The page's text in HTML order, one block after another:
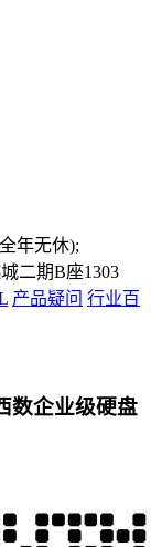
年无休);
二期B座1303
产品疑问 行业百
数企业级硬盘